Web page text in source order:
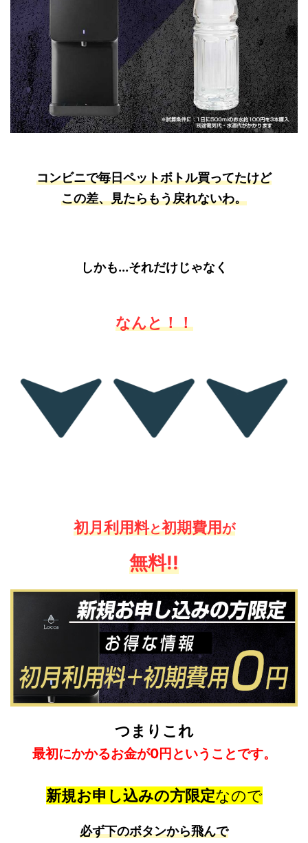
コンビニで毎日ペットボトル買ってたけど
この差、見たらもう戻れないわ。
しかも...それだけじゃなく
なんと！！
初月利用料と初期費用が
無料!!
つまりこれ
最初にかかるお金が0円ということです。
新規お申し込みの方限定なので
必ず下のボタンから飛んで